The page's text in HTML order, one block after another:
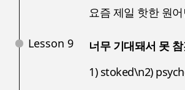
요즘 제일 핫한 원
Lesson 9
너무 기대돼서 못
1) stoked\n2)